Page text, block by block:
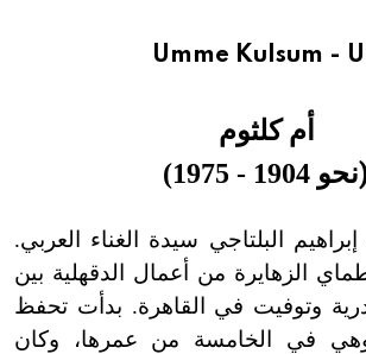
Umme Kulsum -
أم كلثوم
نحو 1904 - 1975)
البلتاجي سيدة الغناء العربي.
الزهايرة من أعمال الدقهلية بين
وتوفيت في القاهرة. بدأت تحفظ
وهي في الخامسة من عمرها، وكان